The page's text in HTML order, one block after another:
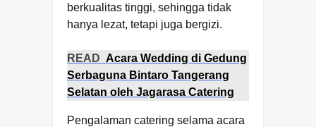
berkualitas tinggi, sehingga tidak
hanya lezat, tetapi juga bergizi.
READ Acara Wedding di Gedung
Serbaguna Bintaro Tangerang
Selatan oleh Jagarasa Catering
Pengalaman catering selama acara